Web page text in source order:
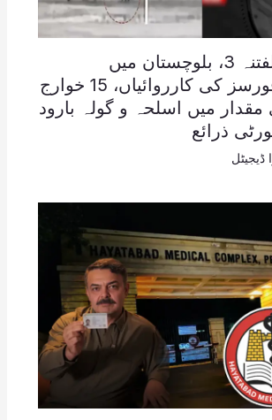
آپریشن ردالفتنہ 3، بلوچستان میں
سیکیورٹی فورسز کی کارروائیاں، 15 خوارج
مقدار میں اسلحہ و گولہ بارود
ذرائع
ڈیجیٹل